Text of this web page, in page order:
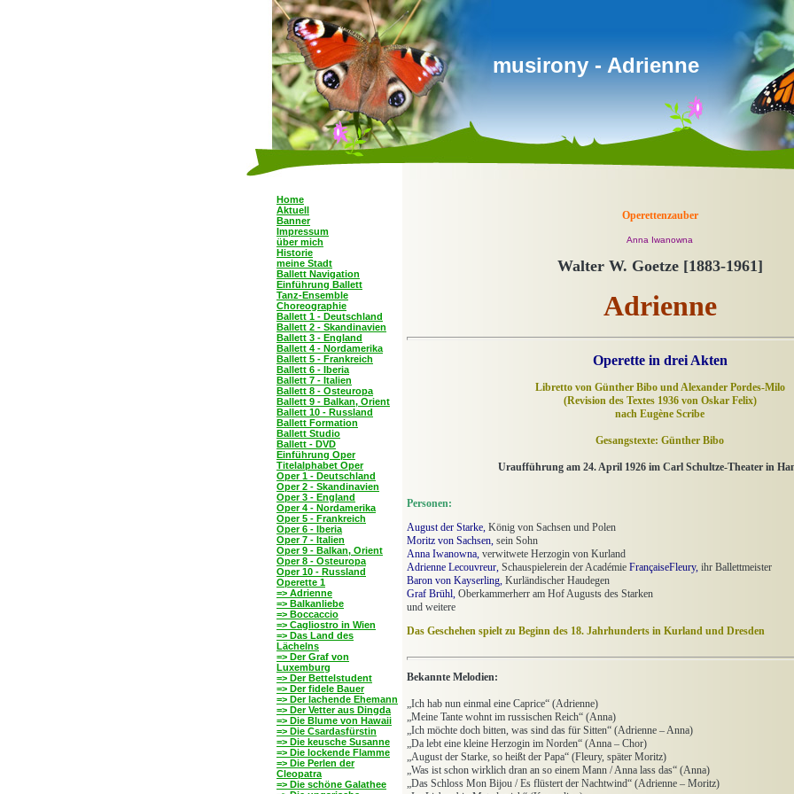
musirony - Adrienne
Home
Aktuell
Banner
Impressum
über mich
Historie
meine Stadt
Ballett Navigation
Einführung Ballett
Tanz-Ensemble
Choreographie
Ballett 1 - Deutschland
Ballett 2 - Skandinavien
Ballett 3 - England
Ballett 4 - Nordamerika
Ballett 5 - Frankreich
Ballett 6 - Iberia
Ballett 7 - Italien
Ballett 8 - Osteuropa
Ballett 9 - Balkan, Orient
Ballett 10 - Russland
Ballett Formation
Ballett Studio
Ballett - DVD
Einführung Oper
Titelalphabet Oper
Oper 1 - Deutschland
Oper 2 - Skandinavien
Oper 3 - England
Oper 4 - Nordamerika
Oper 5 - Frankreich
Oper 6 - Iberia
Oper 7 - Italien
Oper 9 - Balkan, Orient
Oper 8 - Osteuropa
Oper 10 - Russland
Operette 1
=> Adrienne
=> Balkanliebe
=> Boccaccio
=> Cagliostro in Wien
=> Das Land des
Lächelns
=> Der Graf von
Luxemburg
=> Der Bettelstudent
=> Der fidele Bauer
=> Der lachende Ehemann
=> Der Vetter aus Dingda
=> Die Blume von Hawaii
=> Die Csardasfürstin
=> Die keusche Susanne
=> Die lockende Flamme
=> Die Perlen der
Cleopatra
=> Die schöne Galathee
Operettenzauber
Anna Iwanowna
Walter W. Goetze [1883-1961]
Adrienne
Operette in drei Akten
Libretto von Günther Bibo und Alexander Pordes-Milo
(Revision des Textes 1936 von Oskar Felix)
nach Eugène Scribe
Gesangstexte: Günther Bibo
Uraufführung am 24. April 1926 im Carl Schultze-Theater in
Personen:
August der Starke, König von Sachsen und Polen
Moritz von Sachsen, sein Sohn
Anna Iwanowna, verwitwete Herzogin von Kurland
Adrienne Lecouvreur, Schauspielerein der Académie FrançaiseFleury, ihr Ballettmeister
Baron von Kayserling, Kurländischer Haudegen
Graf Brühl, Oberkammerherr am Hof Augusts des Starken
und weitere
Das Geschehen spielt zu Beginn des 18. Jahrhunderts in Kurland und Dresden
Bekannte Melodien:
„Ich hab nun einmal eine Caprice“ (Adrienne)
„Meine Tante wohnt im russischen Reich“ (Anna)
„Ich möchte doch bitten, was sind das für Sitten“ (Adrienne – Anna)
„Da lebt eine kleine Herzogin im Norden“ (Anna – Chor)
„August der Starke, so heißt der Papa“ (Fleury, später Moritz)
„Was ist schon wirklich dran an so einem Mann / Anna lass das“ (Anna)
„Das Schloss Mon Bijou / Es flüstert der Nachtwind“ (Adrienne – Moritz)